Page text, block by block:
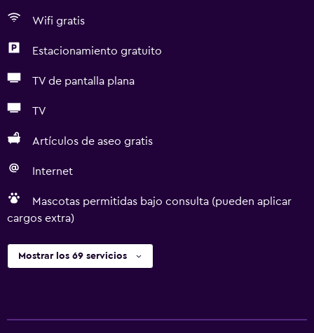
Wifi gratis
Estacionamiento gratuito
TV de pantalla plana
TV
Artículos de aseo gratis
Internet
Mascotas permitidas bajo consulta (pueden aplicar
cargos extra)
Mostrar los 69 servicios